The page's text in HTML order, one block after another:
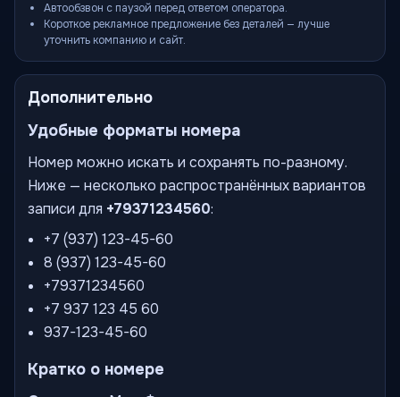
Автообзвон с паузой перед ответом оператора.
Короткое рекламное предложение без деталей — лучше
уточнить компанию и сайт.
Дополнительно
Удобные форматы номера
Номер можно искать и сохранять по-разному.
Ниже — несколько распространённых вариантов
записи для +79371234560:
+7 (937) 123-45-60
8 (937) 123-45-60
+79371234560
+7 937 123 45 60
937-123-45-60
Кратко о номере